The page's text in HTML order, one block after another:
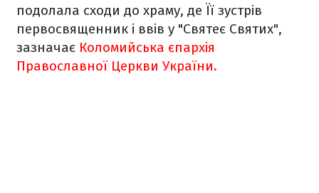
подолала сходи до храму, де Її зустрів
первосвященник і ввів у "Святеє Святих",
зазначає Коломийська єпархія
Православної Церкви України.